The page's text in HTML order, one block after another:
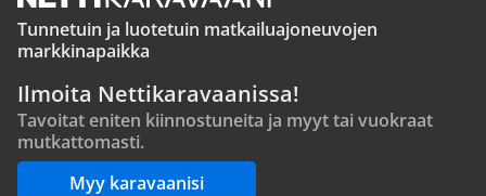
Tunnetuin ja luotetuin matkailuajoneuvojen
markkinapaikka
Ilmoita Nettikaravaanissa!
Tavoitat eniten kiinnostuneita ja myyt tai vuokraat
mutkattomasti.
Myy karavaanisi